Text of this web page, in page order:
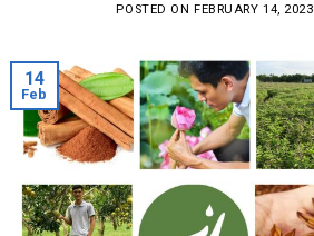
POSTED ON FEBRUARY 14, 2023
14
Feb